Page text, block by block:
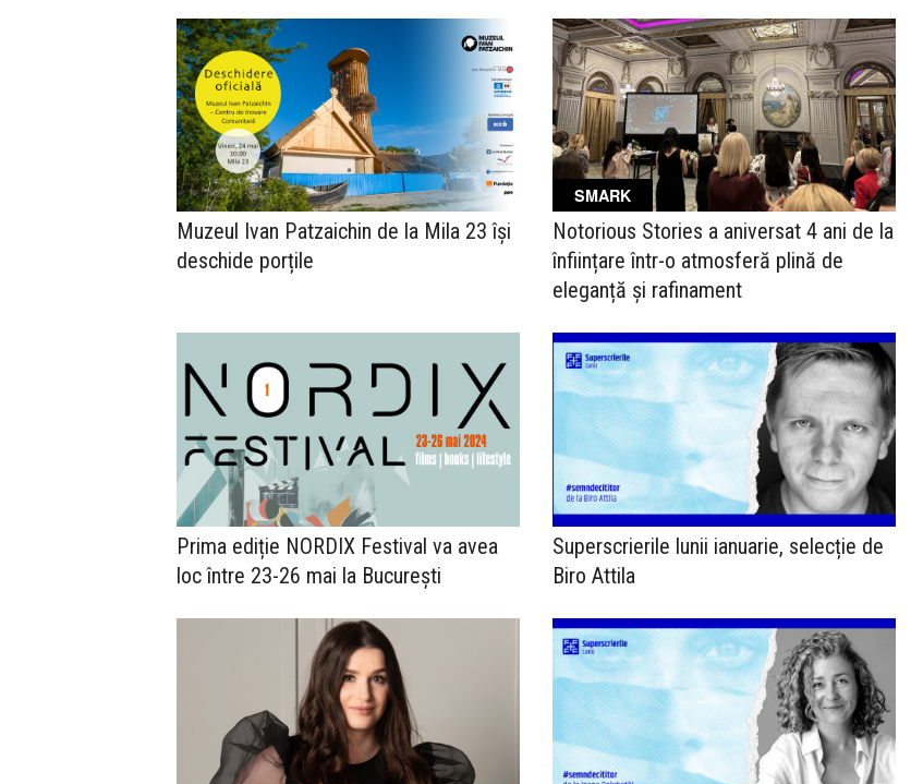
Muzeul Ivan Patzaichin de la Mila 23 își
deschide porțile
SMARK
Notorious Stories a aniversat 4 ani de la
înființare într-o atmosferă plină de
eleganță și rafinament
Prima ediție NORDIX Festival va avea
loc între 23-26 mai la București
Superscrierile lunii ianuarie, selecție de
Biro Attila